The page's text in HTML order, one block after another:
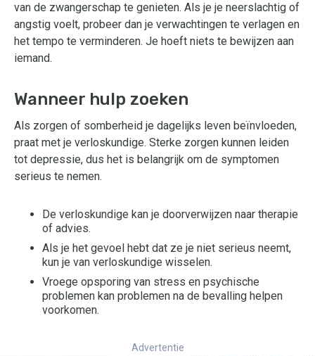
van de zwangerschap te genieten. Als je je neerslachtig of
angstig voelt, probeer dan je verwachtingen te verlagen en
het tempo te verminderen. Je hoeft niets te bewijzen aan
iemand.
Wanneer hulp zoeken
Als zorgen of somberheid je dagelijks leven beïnvloeden,
praat met je verloskundige. Sterke zorgen kunnen leiden
tot depressie, dus het is belangrijk om de symptomen
serieus te nemen.
De verloskundige kan je doorverwijzen naar therapie
of advies.
Als je het gevoel hebt dat ze je niet serieus neemt,
kun je van verloskundige wisselen.
Vroege opsporing van stress en psychische
problemen kan problemen na de bevalling helpen
voorkomen.
Advertentie